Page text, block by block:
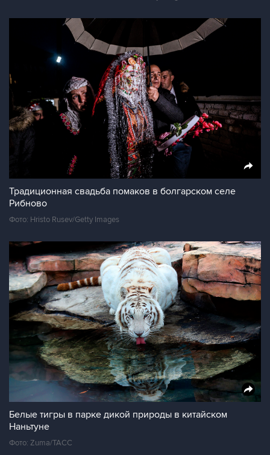
Традиционная свадьба помаков в болгарском селе
Рибново
Фото: Hristo Rusev/Getty Images
Белые тигры в парке дикой природы в китайском
Наньтуне
Фото: Zuma/ТАСС